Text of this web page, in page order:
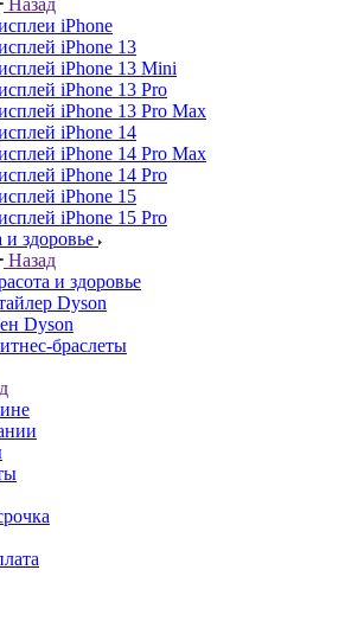
Назад
iPhone
iPhone 13
iPhone 13 Mini
iPhone 13 Pro
iPhone 13 Pro Max
iPhone 14
iPhone 14 Pro Max
iPhone 14 Pro
iPhone 15
iPhone 15 Pro
и здоровье
Назад
и здоровье
Dyson
Dyson
браслеты